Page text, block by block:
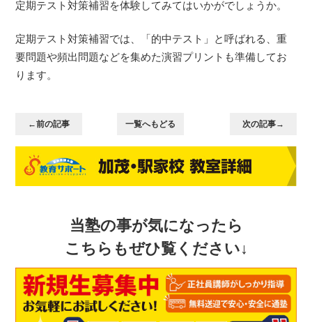
定期テスト対策補習を体験してみてはいかがでしょうか。
定期テスト対策補習では、「的中テスト」と呼ばれる、重
要問題や頻出問題などを集めた演習プリントも準備してお
ります。
←前の記事 一覧へもどる 次の記事→
当塾の事が気になったら
こちらもぜひ覧ください↓